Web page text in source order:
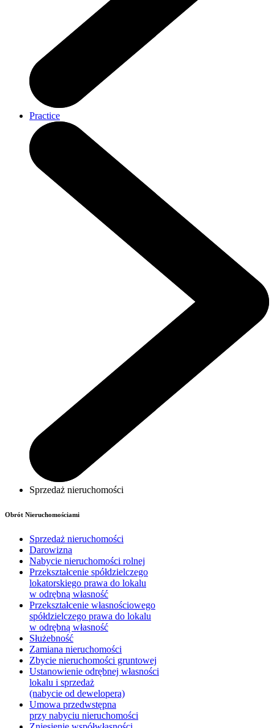
Practice
Sprzedaż nieruchomości
Obrót Nieruchomościami
Sprzedaż nieruchomości
Darowizna
Nabycie nieruchomości rolnej
Przekształcenie spółdzielczego
lokatorskiego prawa do lokalu
w odrębną własność
Przekształcenie własnościowego
spółdzielczego prawa do lokalu
w odrębną własność
Służebność
Zamiana nieruchomości
Zbycie nieruchomości gruntowej
Ustanowienie odrębnej własności
lokalu i sprzedaż
(nabycie od dewelopera)
Umowa przedwstępna
przy nabyciu nieruchomości